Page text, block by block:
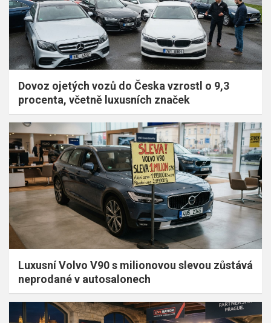
Dovoz ojetých vozů do Česka vzrostl o 9,3
procenta, včetně luxusních značek
Luxusní Volvo V90 s milionovou slevou zůstává
neprodané v autosalonech